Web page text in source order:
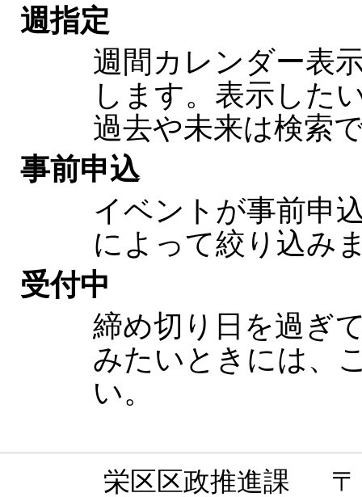
週指定
週間カレンダー表
します。表示した
過去や未来は検索
事前申込
イベントが事前申
によって絞り込み
受付中
締め切り日を過ぎ
みたいときには、
い。
栄区区政推進課 〒